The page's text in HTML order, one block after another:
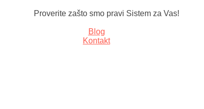
Proverite zašto smo pravi Sistem za Vas!
Blog
Kontakt